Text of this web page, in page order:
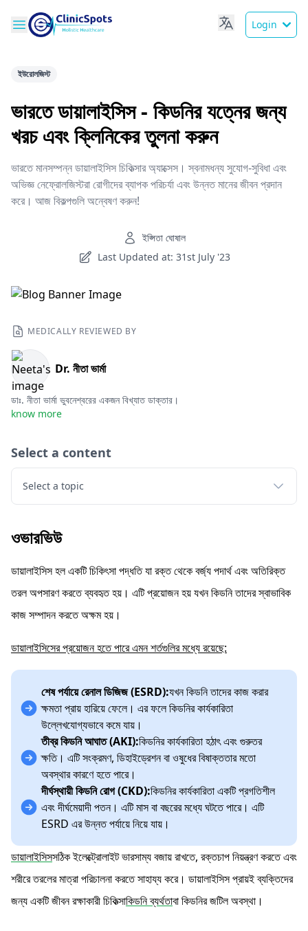
Login
ইউরোলজিস্ট
ভারতে ডায়ালাইসিস - কিডনির যত্নের জন্য
খরচ এবং ক্লিনিকের তুলনা করুন
ভারতে মানসম্পন্ন ডায়ালাইসিস চিকিত্সার অ্যাক্সেস। স্বনামধন্য সুযোগ-সুবিধা এবং
অভিজ্ঞ নেফ্রোলজিস্টরা রোগীদের ব্যাপক পরিচর্যা এবং উন্নত মানের জীবন প্রদান
করে। আজ বিকল্পগুলি অন্বেষণ করুন!
ইপ্সিতা ঘোষাল
Last Updated at: 31st July '23
MEDICALLY REVIEWED BY
Dr. নীতা ভার্মা
ডাঃ. নীতা ভার্মা ভুবনেশ্বরের একজন বিখ্যাত ডাক্তার।
know more
Select a content
Select a topic
ওভারভিউ
ডায়ালাইসিস হল একটি চিকিৎসা পদ্ধতি যা রক্ত ​​থেকে বর্জ্য পদার্থ এবং অতিরিক্ত
তরল অপসারণ করতে ব্যবহৃত হয়। এটি প্রয়োজন হয় যখন কিডনি তাদের স্বাভাবিক
কাজ সম্পাদন করতে অক্ষম হয়।
ডায়ালাইসিসের প্রয়োজন হতে পারে এমন শর্তগুলির মধ্যে রয়েছে:
শেষ পর্যায়ে রেনাল ডিজিজ (ESRD):যখন কিডনি তাদের কাজ করার
ক্ষমতা প্রায় হারিয়ে ফেলে। এর ফলে কিডনির কার্যকারিতা
উল্লেখযোগ্যভাবে কমে যায়।
তীব্র কিডনি আঘাত (AKI):কিডনির কার্যকারিতা হঠাৎ এবং গুরুতর
ক্ষতি। এটি সংক্রমণ, ডিহাইড্রেশন বা ওষুধের বিষাক্ততার মতো
অবস্থার কারণে হতে পারে।
দীর্ঘস্থায়ী কিডনি রোগ (CKD):কিডনির কার্যকারিতা একটি প্রগতিশীল
এবং দীর্ঘমেয়াদী পতন। এটি মাস বা বছরের মধ্যে ঘটতে পারে। এটি
ESRD এর উন্নত পর্যায়ে নিয়ে যায়।
ডায়ালাইসিসসঠিক ইলেক্ট্রোলাইট ভারসাম্য বজায় রাখতে, রক্তচাপ নিয়ন্ত্রণ করতে এবং
শরীরে তরলের মাত্রা পরিচালনা করতে সাহায্য করে। ডায়ালাইসিস প্রায়ই ব্যক্তিদের
জন্য একটি জীবন রক্ষাকারী চিকিত্সাকিডনি ব্যর্থতাবা কিডনির জটিল অবস্থা।